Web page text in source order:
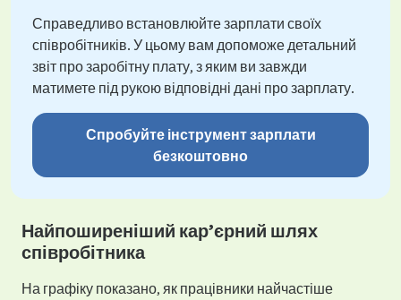
Справедливо встановлюйте зарплати своїх
співробітників. У цьому вам допоможе детальний
звіт про заробітну плату, з яким ви завжди
матимете під рукою відповідні дані про зарплату.
Спробуйте інструмент зарплати
безкоштовно
Найпоширеніший кар’єрний шлях
співробітника
На графіку показано, як працівники найчастіше